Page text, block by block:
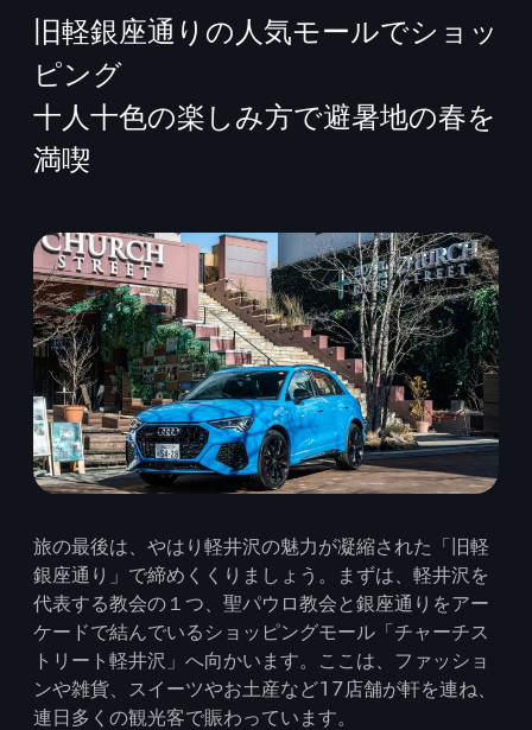
旧軽銀座通りの人​​気モールでショッ
ピング
十人十色の楽しみ方で避暑地の春を
満喫
旅の最後は、やはり軽井沢の魅力が凝縮された「旧軽
銀座通り」で締めくくりましょう。まずは、軽井沢を
代表する教会の１つ、聖パウロ教会と銀座通りをアー
ケードで結んでいるショッピングモール「チャーチス
トリート軽井沢」へ向かいます。ここは、ファッショ
ンや雑貨、スイーツやお土産など17店舗が軒を連ね、
連日多くの観光客で賑わっています。